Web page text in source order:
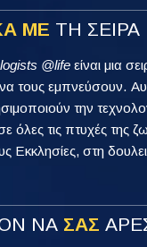
ΜΕ ΤΗ ΣΕΙΡΑ
@life είναι μια
τους εμπνεύσουν.
την
όλες τις πτυχές της
Εκκλησίες, στη
ΝΑ ΣΑΣ